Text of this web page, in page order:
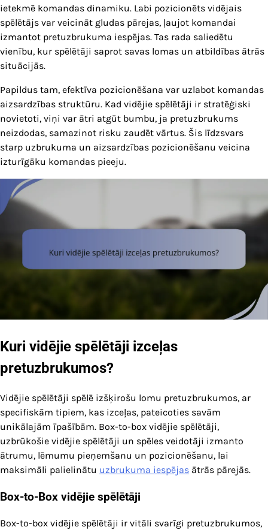
ietekmē komandas dinamiku. Labi pozicionēts vidējais
spēlētājs var veicināt gludas pārejas, ļaujot komandai
izmantot pretuzbrukuma iespējas. Tas rada saliedētu
vienību, kur spēlētāji saprot savas lomas un atbildības ātrās
situācijās.
Papildus tam, efektīva pozicionēšana var uzlabot komandas
aizsardzības struktūru. Kad vidējie spēlētāji ir stratēģiski
novietoti, viņi var ātri atgūt bumbu, ja pretuzbrukums
neizdodas, samazinot risku zaudēt vārtus. Šis līdzsvars
starp uzbrukuma un aizsardzības pozicionēšanu veicina
izturīgāku komandas pieeju.
Kuri vidējie spēlētāji izceļas
pretuzbrukumos?
Vidējie spēlētāji spēlē izšķirošu lomu pretuzbrukumos, ar
specifiskām tipiem, kas izceļas, pateicoties savām
unikālajām īpašībām. Box-to-box vidējie spēlētāji,
uzbrūkošie vidējie spēlētāji un spēles veidotāji izmanto
ātrumu, lēmumu pieņemšanu un pozicionēšanu, lai
maksimāli palielinātu uzbrukuma iespējas ātrās pārejās.
Box-to-Box vidējie spēlētāji
Box-to-box vidējie spēlētāji ir vitāli svarīgi pretuzbrukumos,